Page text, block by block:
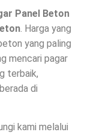
Panel Beton
. Harga yang
yang paling
mencari pagar
terbaik,
di
kami melalui